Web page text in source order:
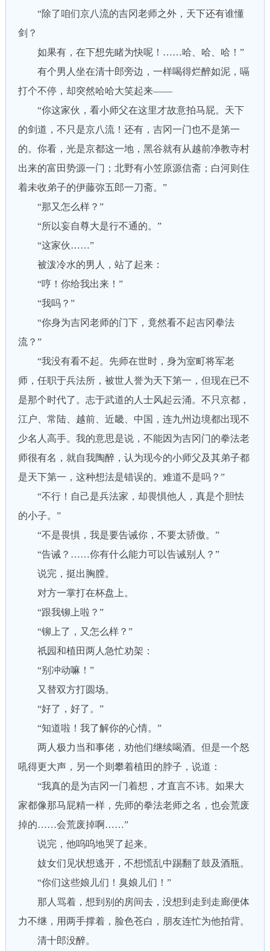
“除了咱们京八流的吉冈老师之外，天下还有谁懂
剑？
如果有，在下想先睹为快呢！……哈、哈、哈！”
有个男人坐在清十郎旁边，一样喝得烂醉如泥，嗝
打个不停，却突然哈哈大笑起来——
“你这家伙，看小师父在这里才故意拍马屁。天下
的剑道，不只是京八流！还有，吉冈一门也不是第一
的。你看，光是京都这一地，黑谷就有从越前净教寺村
出来的富田势源一门；北野有小笠原源信斋；白河则住
着未收弟子的伊藤弥五郎一刀斋。”
“那又怎么样？”
“所以妄自尊大是行不通的。”
“这家伙……”
被泼冷水的男人，站了起来：
“哼！你给我出来！”
“我吗？”
“你身为吉冈老师的门下，竟然看不起吉冈拳法
流？”
“我没有看不起。先师在世时，身为室町将军老
师，任职于兵法所，被世人誉为天下第一，但现在已不
是那个时代了。志于武道的人士风起云涌。不只京都，
江户、常陆、越前、近畿、中国，连九州边境都出现不
少名人高手。我的意思是说，不能因为吉冈门的拳法老
师很有名，就自我陶醉，认为现今的小师父及其弟子都
是天下第一，这种想法是错误的。难道不是吗？”
“不行！自己是兵法家，却畏惧他人，真是个胆怯
的小子。”
“不是畏惧，我是要告诫你，不要太骄傲。”
“告诫？……你有什么能力可以告诫别人？”
说完，挺出胸膛。
对方一掌打在杯盘上。
“跟我铆上啦？”
“铆上了，又怎么样？”
祇园和植田两人急忙劝架：
“别冲动嘛！”
又替双方打圆场。
“好了，好了。”
“知道啦！我了解你的心情。”
两人极力当和事佬，劝他们继续喝酒。但是一个怒
吼得更大声，另一个则攀着植田的脖子，说道：
“我真的是为吉冈一门着想，才直言不讳。如果大
家都像那马屁精一样，先师的拳法老师之名，也会荒废
掉的……会荒废掉啊……”
说完，他呜呜地哭了起来。
妓女们见状想逃开，不想慌乱中踢翻了鼓及酒瓶。
“你们这些娘儿们！臭娘儿们！”
那人骂着，想到别的房间去，没想到走到走廊便体
力不继，用两手撑着，脸色苍白，朋友连忙为他拍背。
清十郎没醉。